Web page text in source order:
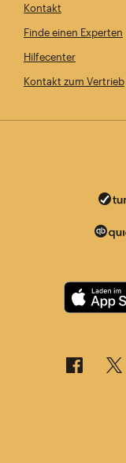
Kontakt
Finde einen Experten
Hilfecenter
Kontakt zum Vertrieb